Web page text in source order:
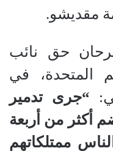
مقديشو.
حق نائب
المتحدة، في
“جرى تدمير
تضم أكثر من أربعة
ممتلكاتهم